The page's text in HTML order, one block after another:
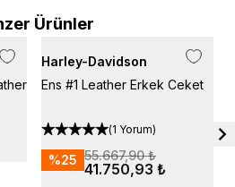
Ürünler
Harley-Davidson
Ens #1 Leather Erkek Ceket
(1 Yorum)
%25 55.667,90 ₺
41.750,93 ₺